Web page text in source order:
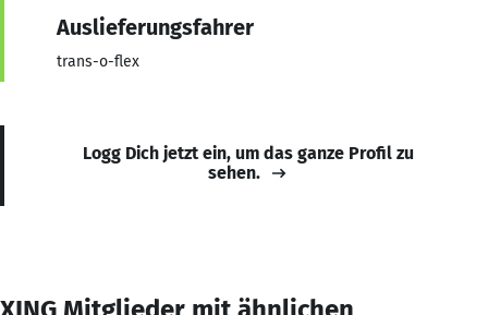
Auslieferungsfahrer
trans-o-flex
Logg Dich jetzt ein, um das ganze Profil zu
sehen.